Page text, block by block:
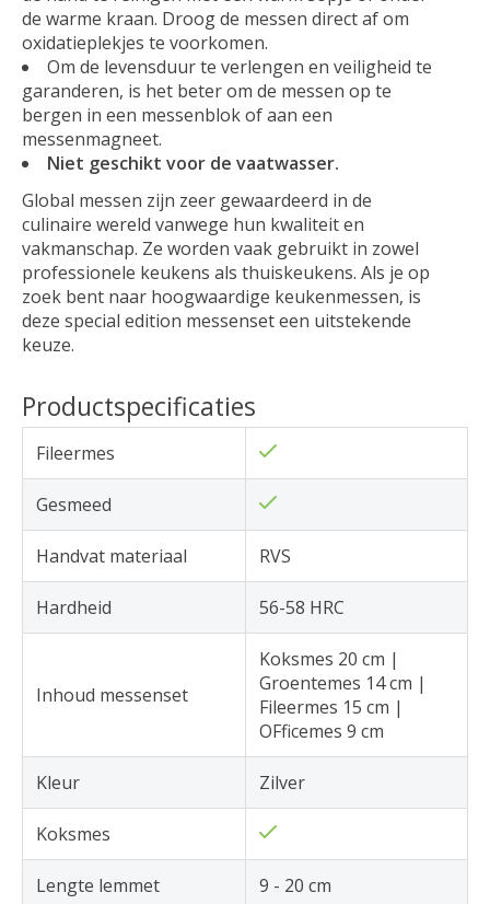
de warme kraan. Droog de messen direct af om
oxidatieplekjes te voorkomen.
Om de levensduur te verlengen en veiligheid te
garanderen, is het beter om de messen op te
bergen in een messenblok of aan een
messenmagneet.
Niet geschikt voor de vaatwasser.
Global messen zijn zeer gewaardeerd in de
culinaire wereld vanwege hun kwaliteit en
vakmanschap. Ze worden vaak gebruikt in zowel
professionele keukens als thuiskeukens. Als je op
zoek bent naar hoogwaardige keukenmessen, is
deze special edition messenset een uitstekende
keuze.
Productspecificaties
Fileermes
Gesmeed
Handvat materiaal RVS
Hardheid 56-58 HRC
Inhoud messenset
Koksmes 20 cm |
Groentemes 14 cm |
Fileermes 15 cm |
OFficemes 9 cm
Kleur Zilver
Koksmes
Lengte lemmet 9 - 20 cm